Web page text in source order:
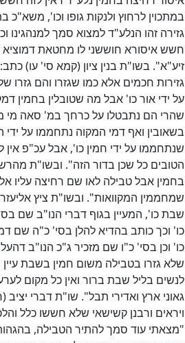
במתכוין לרחוץ ולנקות גופו וכו',
גזירה זהו הנלע"ד למצוא סמך למנהגינו
חשש איסורא חוששני לו מחטאת דמוציא
זיע"א". בשו"ת בנין ציון (קמא סי' עו)
גזירות חכמים אלא כמו שגזרו והם
על ידי אור כו' אבל מה שטובלין בחמין
שהרי הם נתבטלו על כרחך במ' סאה מי
בשאובין ואף דמי המקוה נתחממו על
שנתחממו על ידי חמין כו', אבל עכ"פ
הטובים כל שכן בדור הזה". ובשו"ת
בחמין אבל טבילה לאו שם רחיצה עליו
שמחממין המקוואות". ובשו"ת ציץ
שבת כו', המעיין בגוף דברי הנו"ב שם
כו' וכך כותב בהדיא להלן בסי' כ"ה שם
כו' וכן בסי' כ"ו שם מזכיר ג"כ הנו"ב
שלא גזרו בטבילה משום חמין בשבת
לנשים בליל שבת ברור ואין כל מקום
גאוני ארץ ואדירי תבל". שו"ת דברי
ויראים ורבנן קשישאי שלא חששו כלל
"מצאתי עוד סמך להתיר הטבילה,